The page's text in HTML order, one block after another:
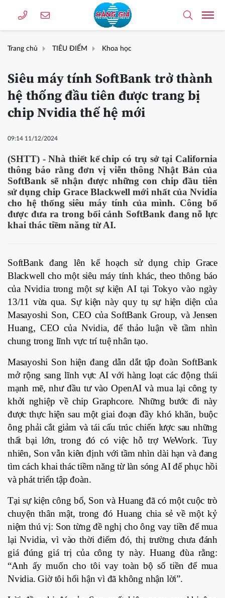
Trang chủ TIÊU ĐIỂM Khoa học
Siêu máy tính SoftBank trở thành
hệ thống đầu tiên được trang bị
chip Nvidia thế hệ mới
09:14 11/12/2024
(SHTT) - Nhà thiết kế chip có trụ sở tại California
thông báo rằng đơn vị viễn thông Nhật Bản của
SoftBank sẽ nhận được những con chip đầu tiên
sử dụng chip Grace Blackwell mới nhất của Nvidia
cho hệ thống siêu máy tính của mình. Công bố
được đưa ra trong bối cảnh SoftBank đang nỗ lực
khai thác tiềm năng từ AI.
SoftBank đang lên kế hoạch sử dụng chip Grace
Blackwell cho một siêu máy tính khác, theo thông báo
của Nvidia trong một sự kiện AI tại Tokyo vào ngày
13/11 vừa qua. Sự kiện này quy tụ sự hiện diện của
Masayoshi Son, CEO của SoftBank Group, và Jensen
Huang, CEO của Nvidia, để thảo luận về tầm nhìn
chung trong lĩnh vực trí tuệ nhân tạo.
Masayoshi Son hiện đang dẫn dắt tập đoàn SoftBank
mở rộng sang lĩnh vực AI với hàng loạt các động thái
mạnh mẽ, như đầu tư vào OpenAI và mua lại công ty
khởi nghiệp về chip Graphcore. Những bước đi này
được thực hiện sau một giai đoạn đầy khó khăn, buộc
ông phải cắt giảm và tái cấu trúc chiến lược sau những
thất bại lớn, trong đó có việc hỗ trợ WeWork. Tuy
nhiên, Son vẫn kiên định với tầm nhìn dài hạn và đang
tìm cách khai thác tiềm năng từ làn sóng AI để phục hồi
và phát triển tập đoàn.
Tại sự kiện công bố, Son và Huang đã có một cuộc trò
chuyện thân mật, trong đó Huang chia sẻ về một kỷ
niệm thú vị: Son từng đề nghị cho ông vay tiền để mua
lại Nvidia, vì vào thời điểm đó, thị trường chưa đánh
giá đúng giá trị của công ty này. Huang đùa rằng:
“Anh ấy muốn cho tôi vay toàn bộ số tiền để mua
Nvidia. Giờ tôi hối hận vì đã không nhận lời”.